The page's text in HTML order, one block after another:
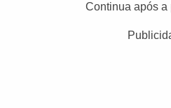
Continua após